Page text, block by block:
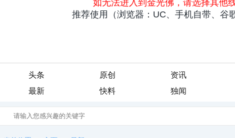
头条 原创 资讯
最新
快料 独闻